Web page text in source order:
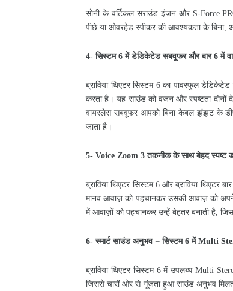
सोनी के वर्टिकल सराउंड इंजन औरS-Force
पीछे या ओवरहेड स्पीकर की आवश्यकता के बिना,
4-सिस्टम6में डेडिकेटेड सबवूफर और बार6में
ब्राविया थिएटर सिस्टम6का पावरफुल डेडिकेटेड
करता है। यह साउंड को वजन और स्पष्टता दोनों
वायरलेस सबवूफर आपको बिना केबल झंझट के
जाता है।
5- Voice Zoom 3तकनीक के साथ बेहद स्पष्ट
ब्राविया थिएटर सिस्टम6और ब्राविया थिएटर बार
मानव आवाज़ को पहचानकर उसकी आवाज़ को
में आवाज़ों को पहचानकर उन्हें बेहतर बनाती है,
6-स्मार्ट साउंड अनुभव – सिस्टम6मेंMulti
ब्राविया थिएटर सिस्टम6में उपलब्धMulti
जिससे चारों ओर से गूंजता हुआ साउंड अनुभव